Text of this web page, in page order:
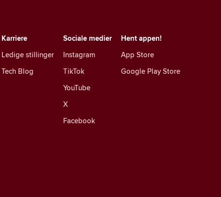
Sociale medier
Instagram
TikTok
YouTube
X
Facebook
Karriere
Ledige stillinger
Tech Blog
Hent appen!
App Store
Google Play Store